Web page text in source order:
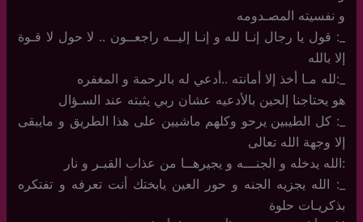
و نفسيته المصـدومه
_: قول يا رجال إنـا لله و إنـا إليــه راجعــون .. لا حول لا قـوة
إلا بالله
_:لله مـا أخذ إلا أمانته ..أدعي له بالرحمة و المغفره
هو يحتاجنا إلحين بالأدعيه عشان ربي يثبته عند السـؤال
_: كل الطيبين يرحو وكلهم ماشيين على هذا الطريق و مايبقى
إلا وجهة الله تعالى
:الله يدخله و الجنـــه و يجيرهــا من عذاب القبـر و نار
_: الله يجزيه الجنه و حور العين يابختك أنت تعرفه و تفتكره
بذكريـات حلوة